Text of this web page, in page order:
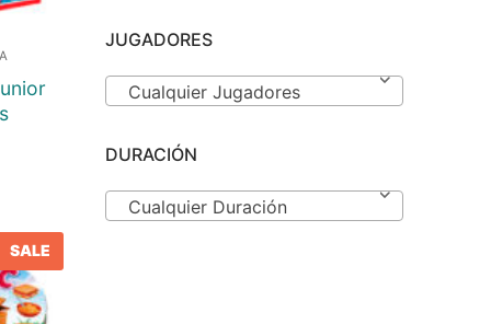
SALE
JUGADORES
Cualquier Jugadores
DURACIÓN
Cualquier Duración